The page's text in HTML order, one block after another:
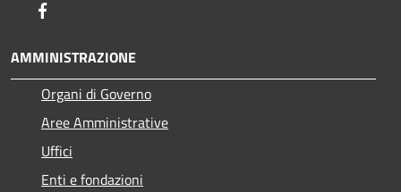
AMMINISTRAZIONE
Organi di Governo
Aree Amministrative
Uffici
Enti e fondazioni